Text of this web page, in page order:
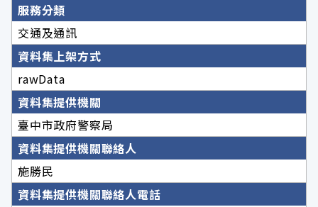
服務分類
交通及通訊
資料集上架方式
rawData
資料集提供機關
臺中市政府警察局
資料集提供機關聯絡人
施勝民
資料集提供機關聯絡人電話